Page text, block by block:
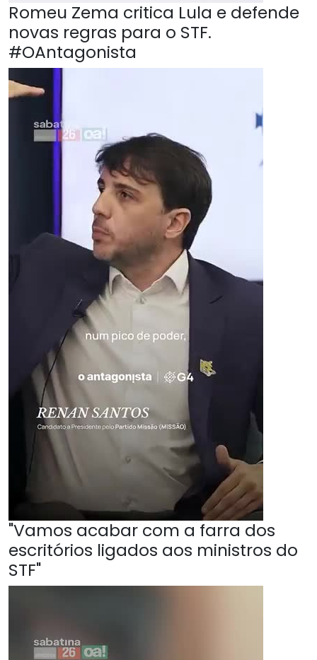
Romeu Zema critica Lula e defende
novas regras para o STF.
#OAntagonista
"Vamos acabar com a farra dos
escritórios ligados aos ministros do
STF"